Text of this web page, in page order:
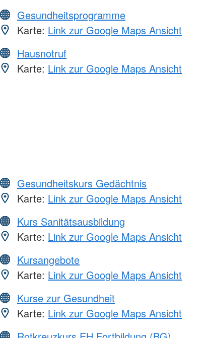
Gesundheitsprogramme
Karte: Link zur Google Maps Ansicht
Hausnotruf
Karte: Link zur Google Maps Ansicht
Gesundheitskurs Gedächtnis
Karte: Link zur Google Maps Ansicht
Kurs Sanitätsausbildung
Karte: Link zur Google Maps Ansicht
Kursangebote
Karte: Link zur Google Maps Ansicht
Kurse zur Gesundheit
Karte: Link zur Google Maps Ansicht